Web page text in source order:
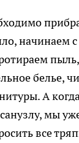
начинаем
белье,
А
мы
все